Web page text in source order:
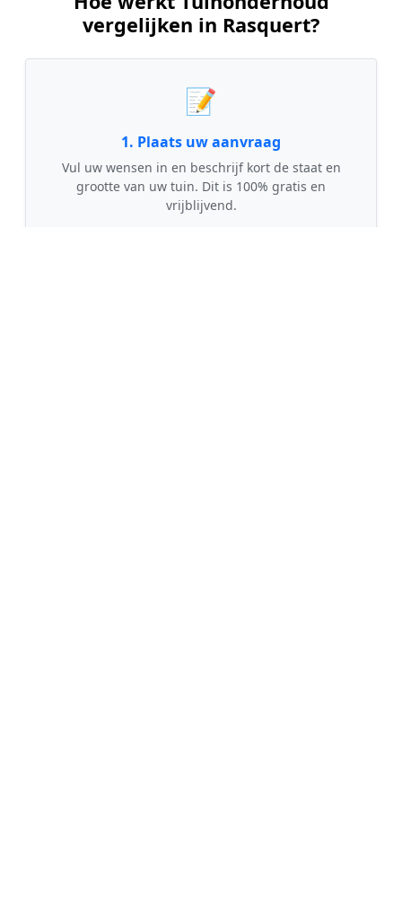
vergelijken in Rasquert?
📝
1. Plaats uw aanvraag
Vul uw wensen in en beschrijf kort de staat en
grootte van uw tuin. Dit is 100% gratis en
vrijblijvend.